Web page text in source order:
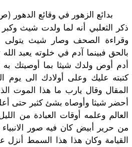
بدائع الزهور في وقائع الدهور (ص: 46، بترقيم الشاملة
ذكر الثعلبي أنه لما ولدت شيث
وقراءة الصحف وصار شيث يتولى
بالحق فبينما آدم في خلوته يعبد الله
أدم أوص ولدك شيثا بما أوصيتك
كتبته عليك وعلى أولادك الى يوم
المقال وقال يارب ما هذا الموت
أحضر شيثا وأوصاه بشئ كثير حتى
العالم وعلمه أوقات العبادة من
من حرير أبيض كان فيه صور
القيامة وكان هذا هذا السمط